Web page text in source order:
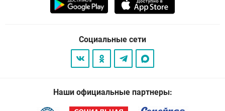
Социальные сети
Наши официальные партнеры: